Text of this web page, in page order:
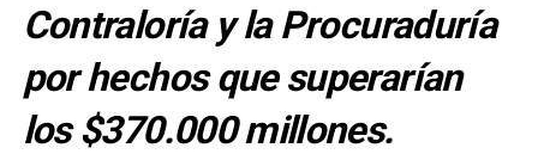
Contraloría y la Procuraduría
por hechos que superarían
los $370.000 millones.